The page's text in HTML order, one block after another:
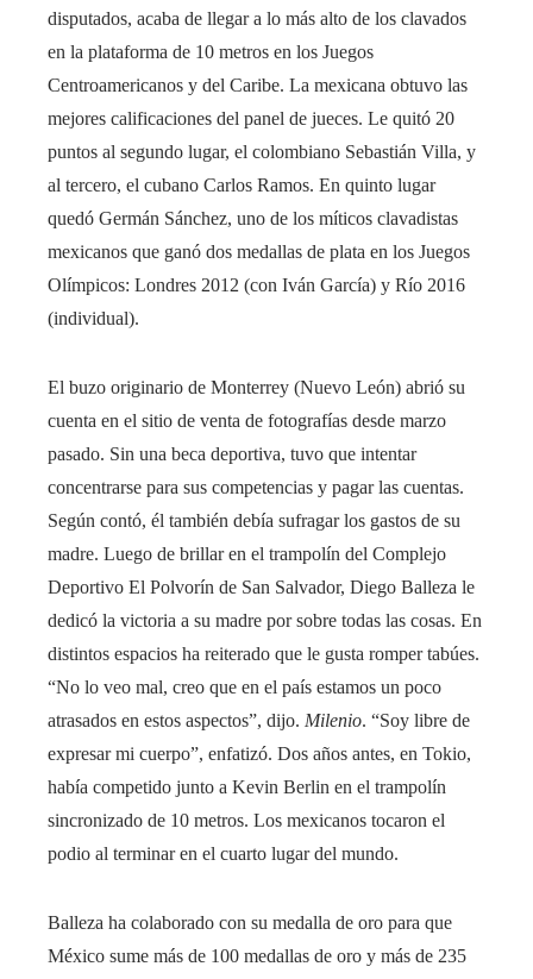
disputados, acaba de llegar a lo más alto de los clavados
en la plataforma de 10 metros en los Juegos
Centroamericanos y del Caribe. La mexicana obtuvo las
mejores calificaciones del panel de jueces. Le quitó 20
puntos al segundo lugar, el colombiano Sebastián Villa, y
al tercero, el cubano Carlos Ramos. En quinto lugar
quedó Germán Sánchez, uno de los míticos clavadistas
mexicanos que ganó dos medallas de plata en los Juegos
Olímpicos: Londres 2012 (con Iván García) y Río 2016
(individual).
El buzo originario de Monterrey (Nuevo León) abrió su
cuenta en el sitio de venta de fotografías desde marzo
pasado. Sin una beca deportiva, tuvo que intentar
concentrarse para sus competencias y pagar las cuentas.
Según contó, él también debía sufragar los gastos de su
madre. Luego de brillar en el trampolín del Complejo
Deportivo El Polvorín de San Salvador, Diego Balleza le
dedicó la victoria a su madre por sobre todas las cosas. En
distintos espacios ha reiterado que le gusta romper tabúes.
“No lo veo mal, creo que en el país estamos un poco
atrasados ​​en estos aspectos”, dijo. Milenio. “Soy libre de
expresar mi cuerpo”, enfatizó. Dos años antes, en Tokio,
había competido junto a Kevin Berlin en el trampolín
sincronizado de 10 metros. Los mexicanos tocaron el
podio al terminar en el cuarto lugar del mundo.
Balleza ha colaborado con su medalla de oro para que
México sume más de 100 medallas de oro y más de 235